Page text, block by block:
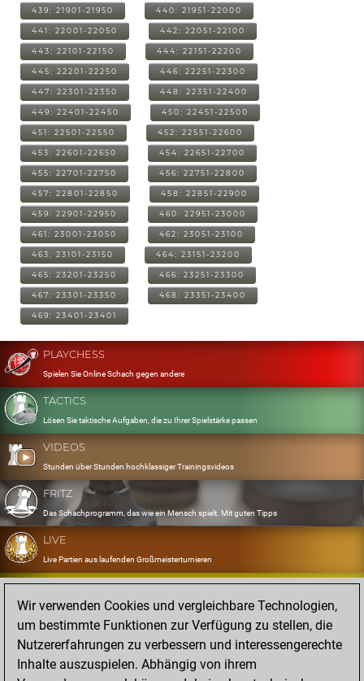
439: 21901-21950 440: 21951-22000
441: 22001-22050 442: 22051-22100
443: 22101-22150 444: 22151-22200
445: 22201-22250 446: 22251-22300
447: 22301-22350 448: 22351-22400
449: 22401-22450 450: 22451-22500
451: 22501-22550 452: 22551-22600
453: 22601-22650 454: 22651-22700
455: 22701-22750 456: 22751-22800
457: 22801-22850 458: 22851-22900
459: 22901-22950 460: 22951-23000
461: 23001-23050 462: 23051-23100
463: 23101-23150 464: 23151-23200
465: 23201-23250 466: 23251-23300
467: 23301-23350 468: 23351-23400
469: 23401-23401
PLAYCHESS
Spielen Sie Online Schach gegen andere
TACTICS
Lösen Sie taktische Aufgaben, die zu Ihrer Spielstärke passen
VIDEOS
Stunden über Stunden hochklassiger Trainingsvideos
FRITZ
Das Schachprogramm, das wie ein Mensch spielt. Mit guten Tipps
LIVE
Live Partien aus laufenden Großmeisterturnieren
OPENINGS
Erfassen und Üben Sie Ihr Eröffnungsrepertoire
DATABASE
Acht Millionen starke Partien
Wir verwenden Cookies und vergleichbare Technologien,
um bestimmte Funktionen zur Verfügung zu stellen, die
Nutzererfahrungen zu verbessern und interessengerechte
Inhalte auszuspielen. Abhängig von ihrem